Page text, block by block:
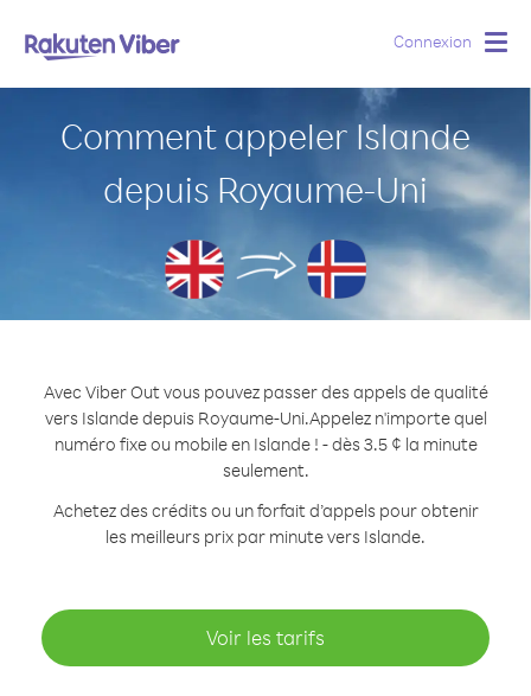
Connexion
Comment appeler Islande
depuis Royaume-Uni
Avec Viber Out vous pouvez passer des appels de qualité
vers Islande depuis Royaume-Uni.Appelez n'importe quel
numéro fixe ou mobile en Islande ! - dès 3.5 ¢ la minute
seulement.
Achetez des crédits ou un forfait d’appels pour obtenir
les meilleurs prix par minute vers Islande.
Voir les tarifs